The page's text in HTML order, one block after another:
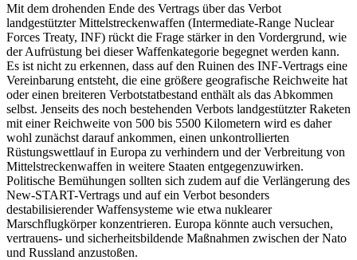
Mit dem drohenden Ende des Vertrags über das Verbot
landgestützter Mittelstrecken­waffen (Intermediate-Range Nuclear
Forces Treaty, INF) rückt die Frage stärker in den Vordergrund, wie
der Aufrüstung bei dieser Waffenkategorie begegnet werden kann.
Es ist nicht zu erkennen, dass auf den Ruinen des INF-Vertrags eine
Vereinbarung ent­steht, die eine größere geografische Reichweite hat
oder einen breiteren Verbotstatbestand enthält als das Abkommen
selbst. Jenseits des noch bestehenden Verbots landgestützter Raketen
mit einer Reichweite von 500 bis 5500 Kilometern wird es daher
wohl zunächst darauf ankommen, einen unkontrollierten
Rüstungswettlauf in Europa zu verhindern und der Verbreitung von
Mittelstreckenwaffen in weitere Staa­ten entgegenzuwirken.
Politische Bemühungen sollten sich zudem auf die Verlängerung des
New-START-Vertrags und auf ein Verbot besonders
destabilisierender Waf­fensysteme wie etwa nuklearer
Marschflugkörper konzentrieren. Europa könnte auch versuchen,
vertrauens- und sicherheitsbildende Maßnahmen zwischen der Nato
und Russland anzustoßen.